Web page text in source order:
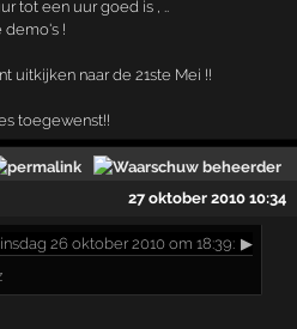
tot een uur goed is , ..
demo's !
uitkijken naar de 21ste Mei !!
toegewenst!!
27 oktober 2010 10:34
26 oktober 2010 om 18:39: ▶